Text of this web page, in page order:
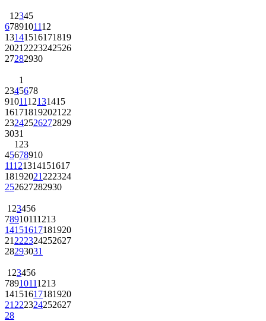
1 2345
6789101112
13141516171819
2021 2223242526
27282930
1
2345678
9101112131415
161718192021 22
23242526272829
3031
1 23
45678910
11121314151617
18192021 222324
252627282930
1 23456
78910111213
14151617181920
21 222324252627
28293031
1 23456
78910111213
14151617181920
21 222324252627
28